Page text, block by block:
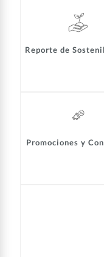
Reporte de
Promociones y